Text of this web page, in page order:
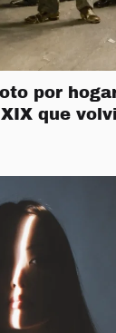
por
que